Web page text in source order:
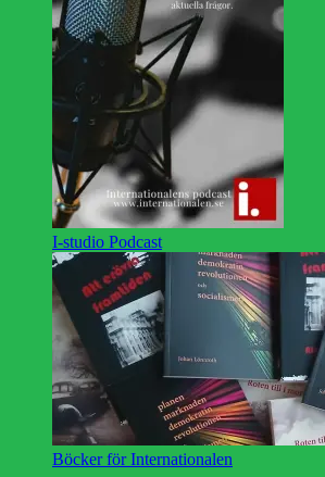
I-studio Podcast
Böcker för Internationalen